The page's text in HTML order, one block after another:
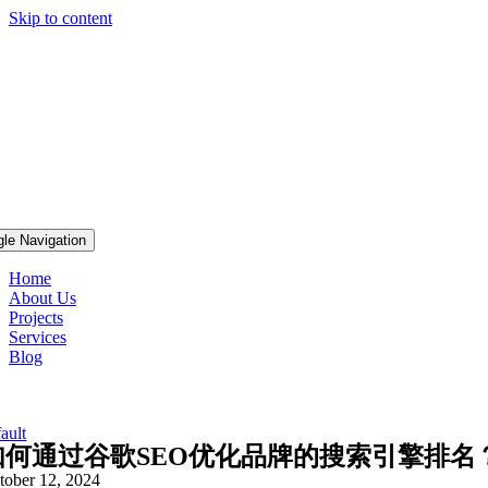
Skip to content
Navigation
Home
About Us
Projects
Services
Blog
何通过谷歌SEO优化品牌的搜索引擎排名
12, 2024